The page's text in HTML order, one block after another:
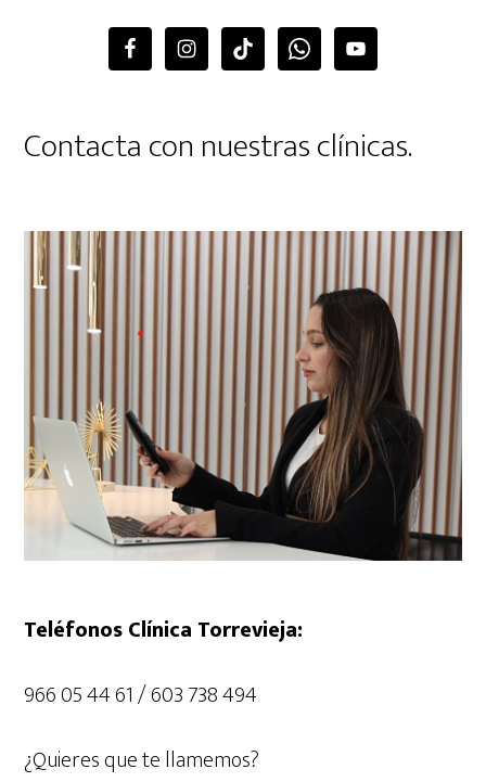
Contacta con nuestras clínicas.
Teléfonos Clínica Torrevieja:
966 05 44 61 / 603 738 494
¿Quieres que te llamemos?